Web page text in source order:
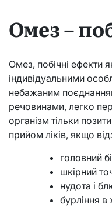
Омез –
Омез, побічні ефекти
індивідуальними
небажаним
речовинами, легко
організм тільки
прийом ліків, якщо
головний
шкірний
нудота і
бурління в